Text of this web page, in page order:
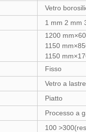
Vetro
1 mm 2 mm
1200
1150
1150
Fisso
Vetro a lastre
Piatto
Processo a
100